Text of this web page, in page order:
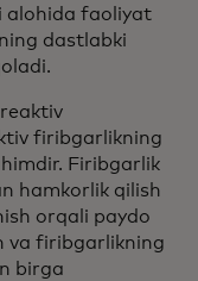
alohida faoliyat
dastlabki
reaktiv
firibgarlikning
Firibgarlik
hamkorlik qilish
orqali paydo
va firibgarlikning
birga